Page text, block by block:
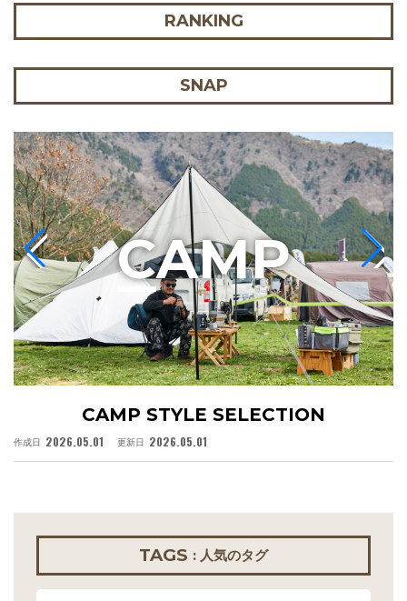
RANKING
SNAP
CAMP STYLE SELECTION
作成日 2026.05.01 更新日 2026.05.01
CAMP
TAGS : 人気のタグ